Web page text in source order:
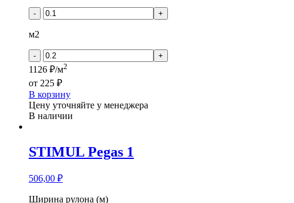
01- +
м2
- +
1126 ₽/м2
от 225 ₽
В корзину
Цену уточняйте у менеджера
В наличии
STIMUL Pegas 1
506,00 ₽
Количество
Ширина рулона (м)